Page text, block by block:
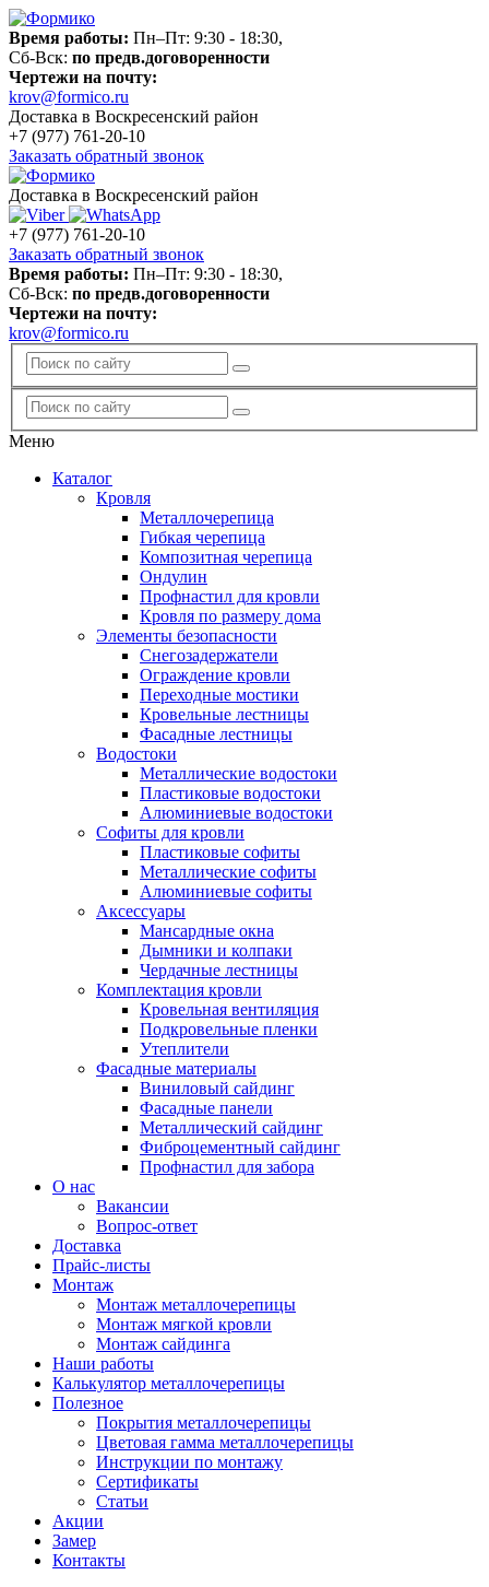
Время работы: Пн–Пт: 9:30 - 18:30,
Сб-Вск: по предв.договоренности
Чертежи на почту:
krov@formico.ru
Доставка в Воскресенский район
+7 (977) 761-20-10
Заказать обратный звонок
Доставка в Воскресенский район
+7 (977) 761-20-10
Заказать обратный звонок
Время работы: Пн–Пт: 9:30 - 18:30,
Сб-Вск: по предв.договоренности
Чертежи на почту:
krov@formico.ru
Меню
Каталог
Кровля
Металлочерепица
Гибкая черепица
Композитная черепица
Ондулин
Профнастил для кровли
Кровля по размеру дома
Элементы безопасности
Снегозадержатели
Ограждение кровли
Переходные мостики
Кровельные лестницы
Фасадные лестницы
Водостоки
Металлические водостоки
Пластиковые водостоки
Алюминиевые водостоки
Софиты для кровли
Пластиковые софиты
Металлические софиты
Алюминиевые софиты
Аксессуары
Мансардные окна
Дымники и колпаки
Чердачные лестницы
Комплектация кровли
Кровельная вентиляция
Подкровельные пленки
Утеплители
Фасадные материалы
Виниловый сайдинг
Фасадные панели
Металлический сайдинг
Фиброцементный сайдинг
Профнастил для забора
О нас
Вакансии
Вопрос-ответ
Доставка
Прайс-листы
Монтаж
Монтаж металлочерепицы
Монтаж мягкой кровли
Монтаж сайдинга
Наши работы
Калькулятор металлочерепицы
Полезное
Покрытия металлочерепицы
Цветовая гамма металлочерепицы
Инструкции по монтажу
Сертификаты
Статьи
Акции
Замер
Контакты